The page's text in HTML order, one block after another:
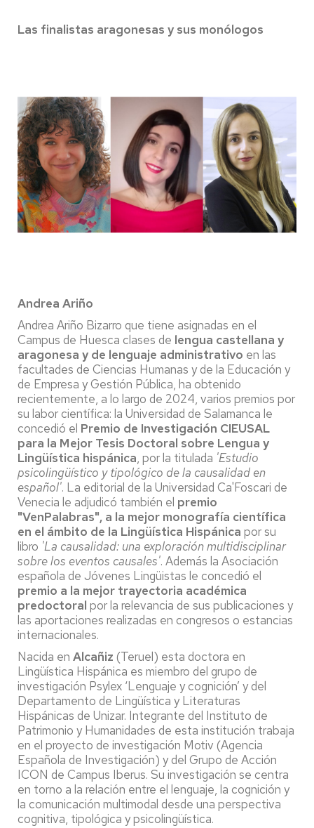
Las finalistas aragonesas y sus monólogos
Andrea Ariño
Andrea Ariño Bizarro que tiene asignadas en el
Campus de Huesca clases de lengua castellana y
aragonesa y de lenguaje administrativo en las
facultades de Ciencias Humanas y de la Educación y
de Empresa y Gestión Pública, ha obtenido
recientemente, a lo largo de 2024, varios premios por
su labor científica: la Universidad de Salamanca le
concedió el Premio de Investigación CIEUSAL
para la Mejor Tesis Doctoral sobre Lengua y
Lingüística hispánica, por la titulada 'Estudio
psicolingüístico y tipológico de la causalidad en
español'. La editorial de la Universidad Ca'Foscari de
Venecia le adjudicó también el premio
"VenPalabras", a la mejor monografía científica
en el ámbito de la Lingüística Hispánica por su
libro 'La causalidad: una exploración multidisciplinar
sobre los eventos causales'. Además la Asociación
española de Jóvenes Lingüistas le concedió el
premio a la mejor trayectoria académica
predoctoral por la relevancia de sus publicaciones y
las aportaciones realizadas en congresos o estancias
internacionales.
Nacida en Alcañiz (Teruel) esta doctora en
Lingüística Hispánica es miembro del grupo de
investigación Psylex ‘Lenguaje y cognición’ y del
Departamento de Lingüística y Literaturas
Hispánicas de Unizar. Integrante del Instituto de
Patrimonio y Humanidades de esta institución trabaja
en el proyecto de investigación Motiv (Agencia
Española de Investigación) y del Grupo de Acción
ICON de Campus Iberus. Su investigación se centra
en torno a la relación entre el lenguaje, la cognición y
la comunicación multimodal desde una perspectiva
cognitiva, tipológica y psicolingüística.